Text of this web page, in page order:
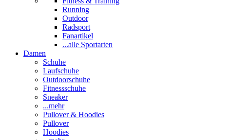
Running
Outdoor
Radsport
Fanartikel
...alle Sportarten
Damen
Schuhe
Laufschuhe
Outdoorschuhe
Fitnessschuhe
Sneaker
...mehr
Pullover & Hoodies
Pullover
Hoodies